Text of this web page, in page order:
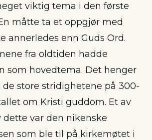
viktig tema i den første
måtte ta et oppgjør med
annerledes enn Guds Ord.
fra oldtiden hadde
som hovedtema. Det henger
store stridighetene på 300-
om Kristi guddom. Et av
dette var den nikenske
som ble til på kirkemøtet i